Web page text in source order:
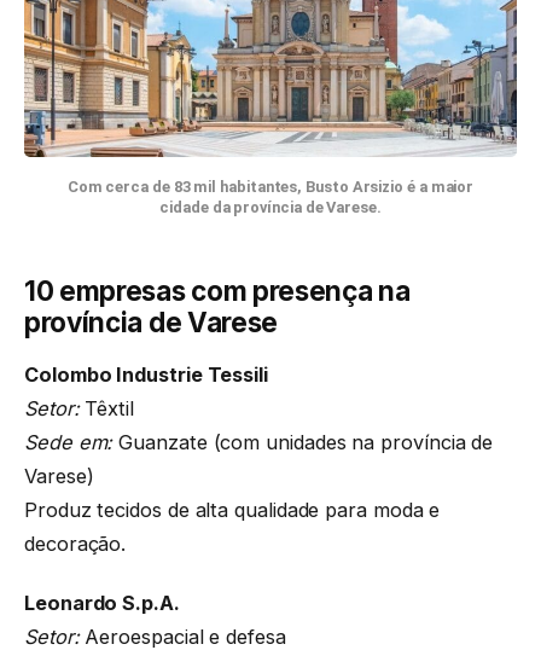
Com cerca de 83 mil habitantes, Busto Arsizio é a maior
cidade da província de Varese.
10 empresas com presença na
província de Varese
Colombo Industrie Tessili
Setor:Têxtil
Sede em:Guanzate (com unidades na província de
Varese)
Produz tecidos de alta qualidade para moda e
decoração.
Leonardo S.p.A.
Setor:Aeroespacial e defesa